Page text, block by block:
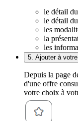
le détail
le détail
les
la
les
5. Ajouter à
Depuis la page
d'une offre
votre choix à